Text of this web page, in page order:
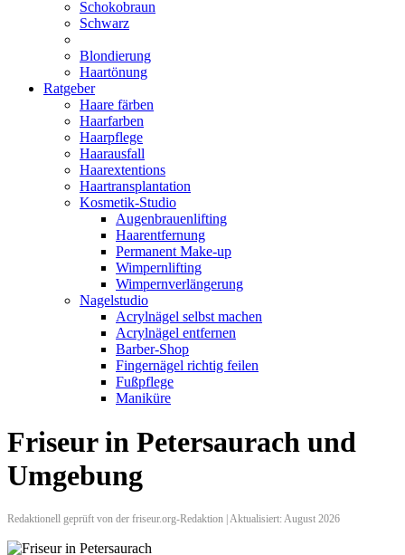
Schokobraun
Schwarz
Blondierung
Haartönung
Ratgeber
Haare färben
Haarfarben
Haarpflege
Haarausfall
Haarextentions
Haartransplantation
Kosmetik-Studio
Augenbrauenlifting
Haarentfernung
Permanent Make-up
Wimpernlifting
Wimpernverlängerung
Nagelstudio
Acrylnägel selbst machen
Acrylnägel entfernen
Barber-Shop
Fingernägel richtig feilen
Fußpflege
Maniküre
Friseur in Petersaurach und
Umgebung
Redaktionell geprüft von der friseur.org-Redaktion | Aktualisiert: August 2026